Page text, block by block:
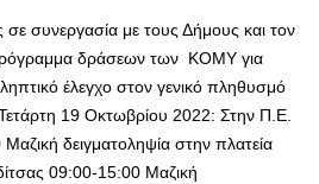
σε συνεργασία με τους Δήμους και τον
δράσεων των ΚΟΜΥ για
έλεγχο στον γενικό πληθυσμό
19 Οκτωβρίου 2022: Στην Π.Ε.
δειγματοληψία στην πλατεία
09:00-15:00 Μαζική